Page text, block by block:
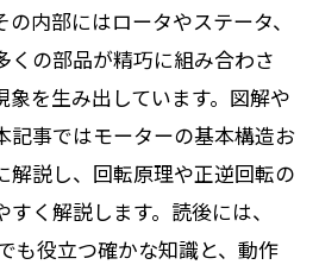
内部にはロータやステータ、
くの部品が精巧に組み合わさ
象を生み出しています。図解や
記事ではモーターの基本構造お
解説し、回転原理や正逆回転の
く解説します。読後には、
も役立つ確かな知識と、動作